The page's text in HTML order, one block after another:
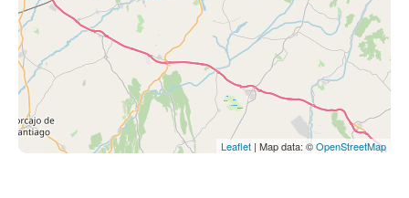
Leaflet | Map data: ©OpenStreetMap